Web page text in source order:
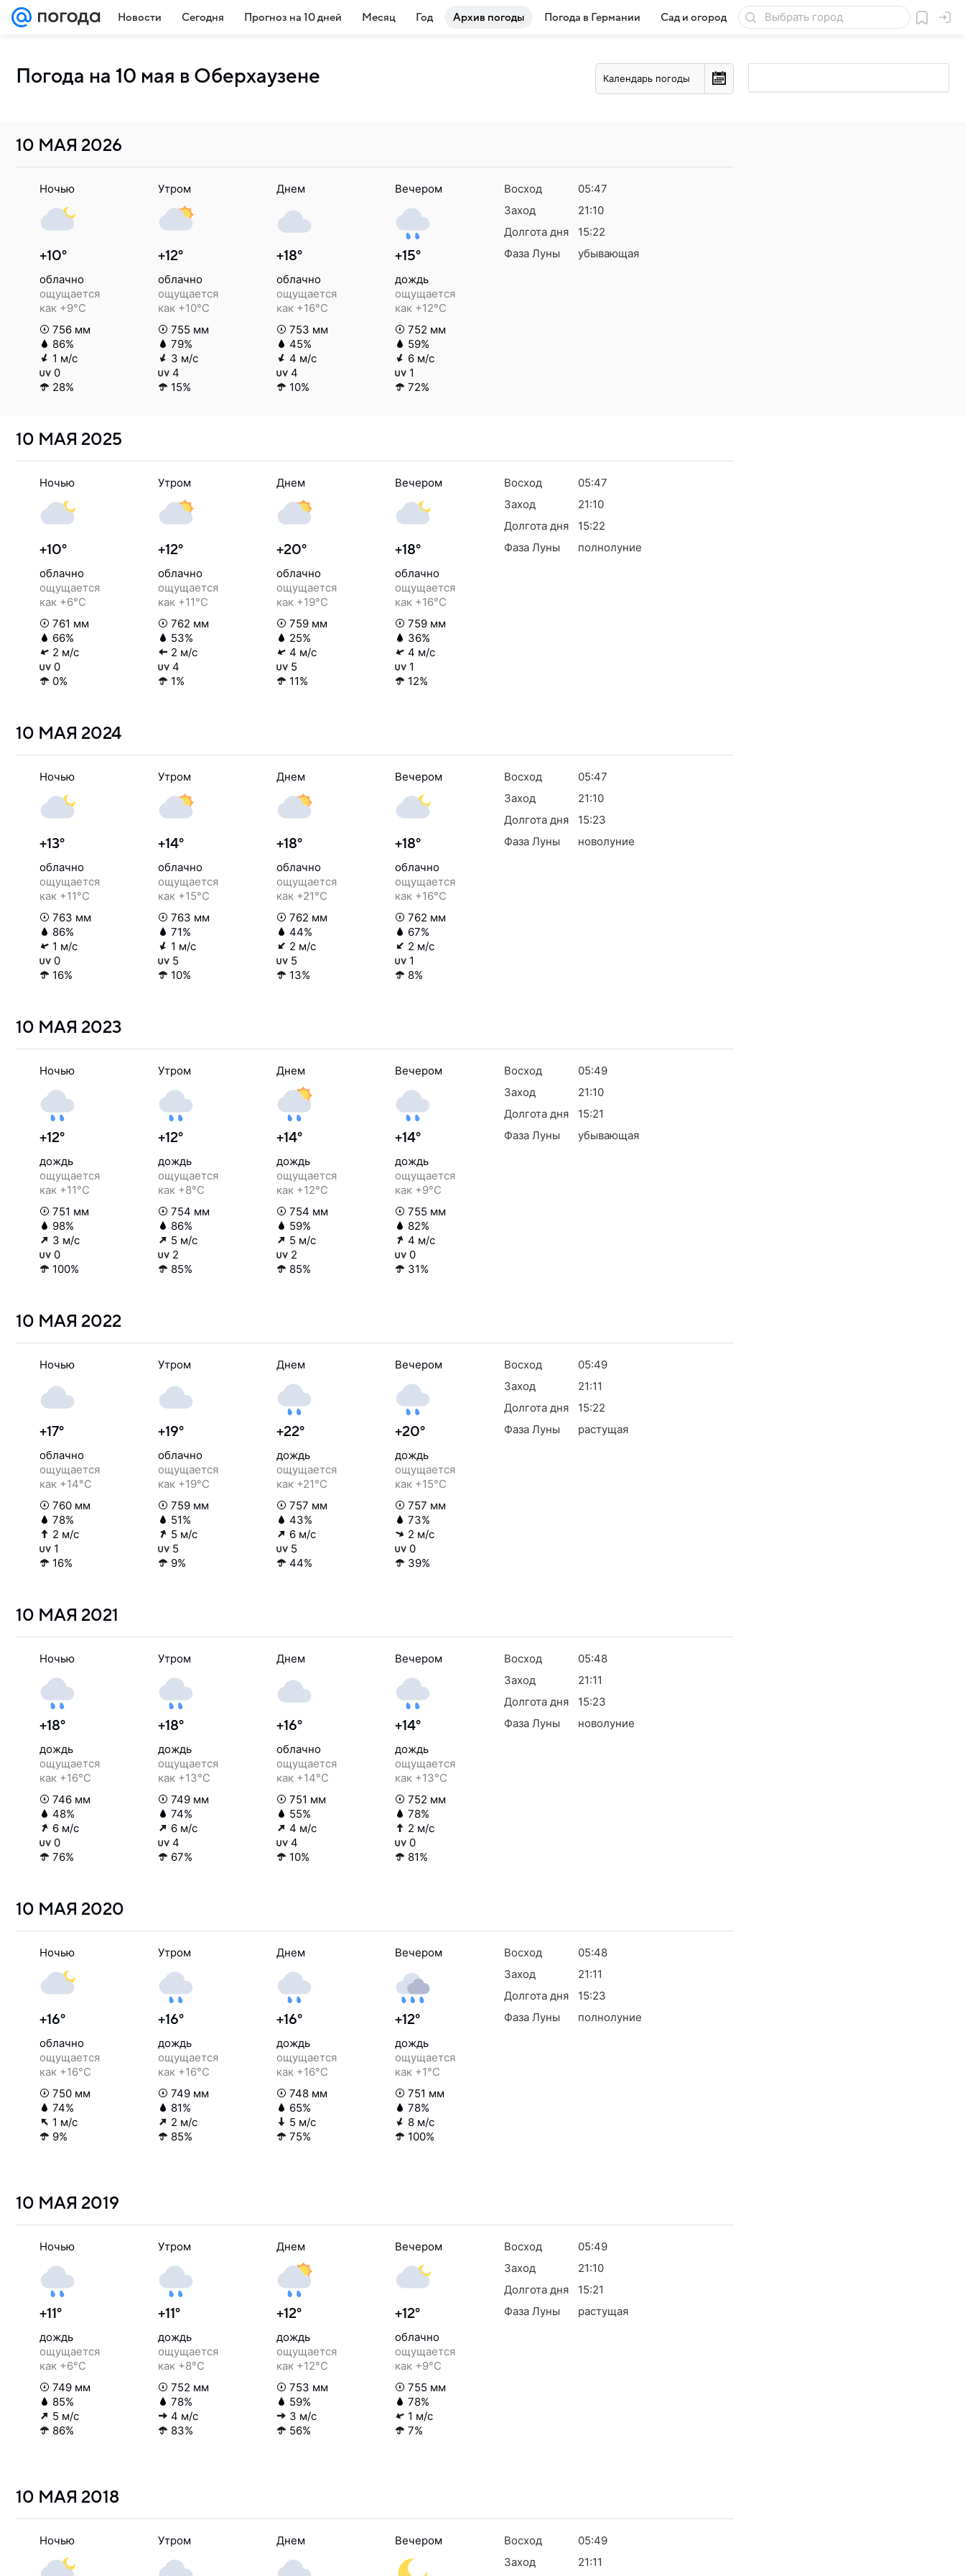
Новости Сегодня Прогноз на 10 дней Месяц Год Архив погоды Погода в Германии Сад и огород Товары для дачи
Погода на 10 мая в Оберхаузене Календарь погоды
10 МАЯ 2026
Ночью
+10°
облачно
ощущается
как +9°C
756 мм
86%
1 м/с
0
28%
Утром
+12°
облачно
ощущается
как +10°C
755 мм
79%
3 м/с
4
15%
Днем
+18°
облачно
ощущается
как +16°C
753 мм
45%
4 м/с
4
10%
Вечером
+15°
дождь
ощущается
как +12°C
752 мм
59%
6 м/с
1
72%
Восход
05:47
Заход
21:10
Долгота дня
15:22
Фаза Луны
убывающая
10 МАЯ 2025
Ночью
+10°
облачно
ощущается
как +6°C
761 мм
66%
2 м/с
0
0%
Утром
+12°
облачно
ощущается
как +11°C
762 мм
53%
2 м/с
4
1%
Днем
+20°
облачно
ощущается
как +19°C
759 мм
25%
4 м/с
5
11%
Вечером
+18°
облачно
ощущается
как +16°C
759 мм
36%
4 м/с
1
12%
Восход
05:47
Заход
21:10
Долгота дня
15:22
Фаза Луны
полнолуние
10 МАЯ 2024
Ночью
+13°
облачно
ощущается
как +11°C
763 мм
86%
1 м/с
0
16%
Утром
+14°
облачно
ощущается
как +15°C
763 мм
71%
1 м/с
5
10%
Днем
+18°
облачно
ощущается
как +21°C
762 мм
44%
2 м/с
5
13%
Вечером
+18°
облачно
ощущается
как +16°C
762 мм
67%
2 м/с
1
8%
Восход
05:47
Заход
21:10
Долгота дня
15:23
Фаза Луны
новолуние
10 МАЯ 2023
Ночью
+12°
дождь
ощущается
как +11°C
751 мм
98%
3 м/с
0
100%
Утром
+12°
дождь
ощущается
как +8°C
754 мм
86%
5 м/с
2
85%
Днем
+14°
дождь
ощущается
как +12°C
754 мм
59%
5 м/с
2
85%
Вечером
+14°
дождь
ощущается
как +9°C
755 мм
82%
4 м/с
0
31%
Восход
05:49
Заход
21:10
Долгота дня
15:21
Фаза Луны
убывающая
10 МАЯ 2022
Ночью
+17°
облачно
ощущается
как +14°C
760 мм
78%
2 м/с
1
16%
Утром
+19°
облачно
ощущается
как +19°C
759 мм
51%
5 м/с
5
9%
Днем
+22°
дождь
ощущается
как +21°C
757 мм
43%
6 м/с
5
44%
Вечером
+20°
дождь
ощущается
как +15°C
757 мм
73%
2 м/с
0
39%
Восход
05:49
Заход
21:11
Долгота дня
15:22
Фаза Луны
растущая
10 МАЯ 2021
Ночью
+18°
дождь
ощущается
как +16°C
746 мм
48%
6 м/с
0
76%
Утром
+18°
дождь
ощущается
как +13°C
749 мм
74%
6 м/с
4
67%
Днем
+16°
облачно
ощущается
как +14°C
751 мм
55%
4 м/с
4
10%
Вечером
+14°
дождь
ощущается
как +13°C
752 мм
78%
2 м/с
0
81%
Восход
05:48
Заход
21:11
Долгота дня
15:23
Фаза Луны
новолуние
10 МАЯ 2020
Ночью
+16°
облачно
ощущается
как +16°C
750 мм
74%
1 м/с
9%
Утром
+16°
дождь
ощущается
как +16°C
749 мм
81%
2 м/с
85%
Днем
+16°
дождь
ощущается
как +16°C
748 мм
65%
5 м/с
75%
Вечером
+12°
дождь
ощущается
как +1°C
751 мм
78%
8 м/с
100%
Восход
05:48
Заход
21:11
Долгота дня
15:23
Фаза Луны
полнолуние
10 МАЯ 2019
Ночью
+11°
дождь
ощущается
как +6°C
749 мм
85%
5 м/с
86%
Утром
+11°
дождь
ощущается
как +8°C
752 мм
78%
4 м/с
83%
Днем
+12°
дождь
ощущается
как +12°C
753 мм
59%
3 м/с
56%
Вечером
+12°
облачно
ощущается
как +9°C
755 мм
78%
1 м/с
7%
Восход
05:49
Заход
21:10
Долгота дня
15:21
Фаза Луны
растущая
10 МАЯ 2018
Ночью Утром Днем Вечером Восход
05:49
Заход
21:11